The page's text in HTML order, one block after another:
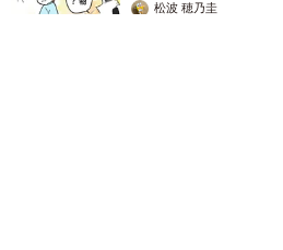
松波 穂乃圭